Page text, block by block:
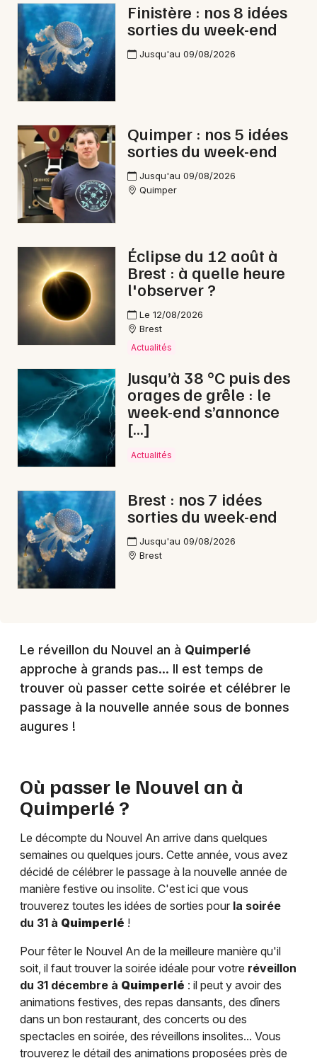
Sorties & loisirs
Nouvel An dans le Finistère
Nouvel An en Bretagne
Newsletter des sorties
Artistes en tournée
Actus à Quimperlé
Magazine à Quimperlé
29 - Finistère
Choisir mes départements
Mon email
Je m'abonne
Finistère : nos 8 idées
sorties du week-end
Jusqu'au 09/08/2026
Quimper : nos 5 idées
sorties du week-end
Jusqu'au 09/08/2026
Quimper
Éclipse du 12 août à
Brest : à quelle heure
l'observer ?
Le 12/08/2026
Brest
Actualités
Jusqu’à 38 °C puis des
orages de grêle : le
week-end s’annonce
[…]
Actualités
Brest : nos 7 idées
sorties du week-end
Jusqu'au 09/08/2026
Brest
Le réveillon du Nouvel an à Quimperlé
approche à grands pas... Il est temps de
trouver où passer cette soirée et célébrer le
passage à la nouvelle année sous de bonnes
augures !
Où passer le Nouvel an à
Quimperlé ?
Le décompte du Nouvel An arrive dans quelques
semaines ou quelques jours. Cette année, vous avez
décidé de célébrer le passage à la nouvelle année de
manière festive ou insolite. C'est ici que vous
trouverez toutes les idées de sorties pour la soirée
du 31 à Quimperlé !
Pour fêter le Nouvel An de la meilleure manière qu'il
soit, il faut trouver la soirée idéale pour votre réveillon
du 31 décembre à Quimperlé : il peut y avoir des
animations festives, des repas dansants, des dîners
dans un bon restaurant, des concerts ou des
spectacles en soirée, des réveillons insolites... Vous
trouverez le détail des animations proposées près de